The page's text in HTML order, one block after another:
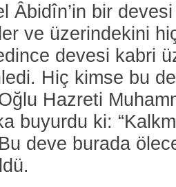
Âbidîn’in bir
ve üzerindekini
devesi kabri
Hiç kimse bu
Hazreti
buyurdu ki:
deve burada